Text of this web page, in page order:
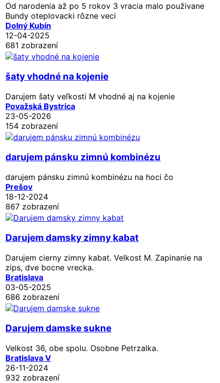
Od narodenia až po 5 rokov 3 vracia malo použivane
Bundy oteplovacki rôzne veci
Dolný Kubín
12-04-2025
681 zobrazení
šaty vhodné na kojenie
Darujem šaty veľkosti M vhodné aj na kojenie
Považská Bystrica
23-05-2026
154 zobrazení
darujem pánsku zimnú kombinézu
darujem pánsku zimnú kombinézu na hoci čo
Prešov
18-12-2024
867 zobrazení
Darujem damsky zimny kabat
Darujem cierny zimny kabat. Velkost M. Zapinanie na
zips, dve bocne vrecka.
Bratislava
03-05-2025
686 zobrazení
Darujem damske sukne
Velkost 36, obe spolu. Osobne Petrzalka.
Bratislava V
26-11-2024
932 zobrazení